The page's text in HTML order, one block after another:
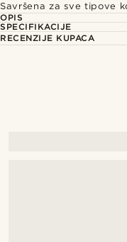
Savršena za sve tipove
OPIS
SPECIFIKACIJE
RECENZIJE KUPACA